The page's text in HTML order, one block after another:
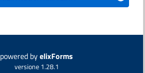
powered byelixForms
versione 1.28.1